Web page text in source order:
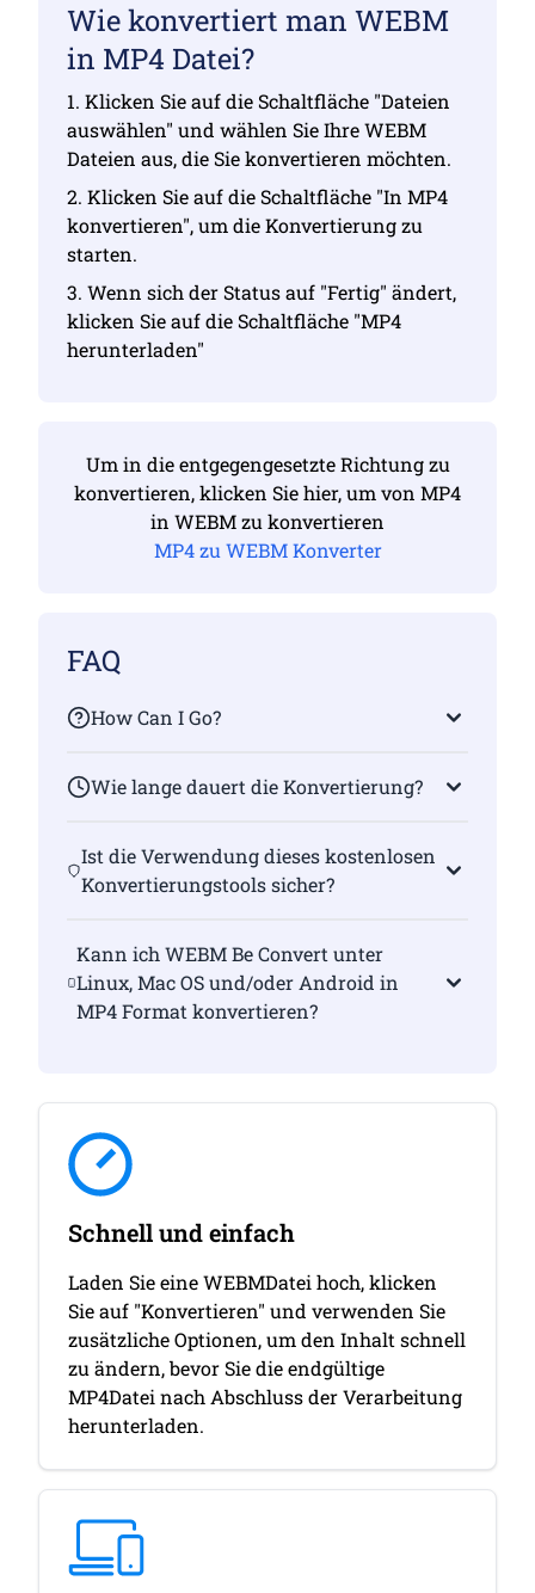
Wie konvertiert man WEBM
in MP4 Datei?
1. Klicken Sie auf die Schaltfläche "Dateien
auswählen" und wählen Sie Ihre WEBM
Dateien aus, die Sie konvertieren möchten.
2. Klicken Sie auf die Schaltfläche "In MP4
konvertieren", um die Konvertierung zu
starten.
3. Wenn sich der Status auf "Fertig" ändert,
klicken Sie auf die Schaltfläche "MP4
herunterladen"
Um in die entgegengesetzte Richtung zu
konvertieren, klicken Sie hier, um von MP4
in WEBM zu konvertieren
MP4 zu WEBM Konverter
FAQ
How Can I Go?
Wie lange dauert die Konvertierung?
Ist die Verwendung dieses kostenlosen
Konvertierungstools sicher?
Kann ich WEBM Be Convert unter
Linux, Mac OS und/oder Android in
MP4 Format konvertieren?
Schnell und einfach
Laden Sie eine WEBMDatei hoch, klicken
Sie auf "Konvertieren" und verwenden Sie
zusätzliche Optionen, um den Inhalt schnell
zu ändern, bevor Sie die endgültige
MP4Datei nach Abschluss der Verarbeitung
herunterladen.